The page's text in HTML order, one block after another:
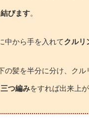
びます。
中から手を入れてクルリ
の髪を半分に分け、クル
三つ編みをすれば出来上が